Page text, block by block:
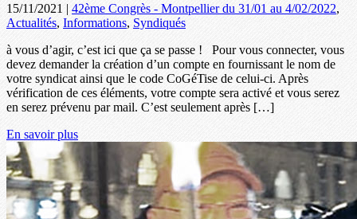
15/11/2021 | 42ème Congrès - Montpellier du 31/01 au 4/02/2022,
Actualités, Informations, Syndiqués
à vous d’agir, c’est ici que ça se passe ! Pour vous connecter, vous
devez demander la création d’un compte en fournissant le nom de
votre syndicat ainsi que le code CoGéTise de celui-ci. Après
vérification de ces éléments, votre compte sera activé et vous serez
en serez prévenu par mail. C’est seulement après […]
En savoir plus